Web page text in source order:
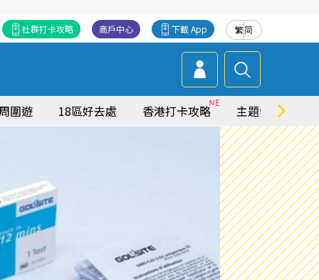
繁简
下載 App
商戶中心
社群打卡攻略
圍遊 18區好去處 香港打卡攻略 主題特集